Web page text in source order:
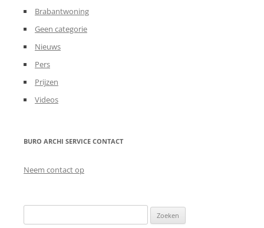
Brabantwoning
Geen categorie
Nieuws
Pers
Prijzen
Videos
BURO ARCHI SERVICE CONTACT
Neem contact op
naar: